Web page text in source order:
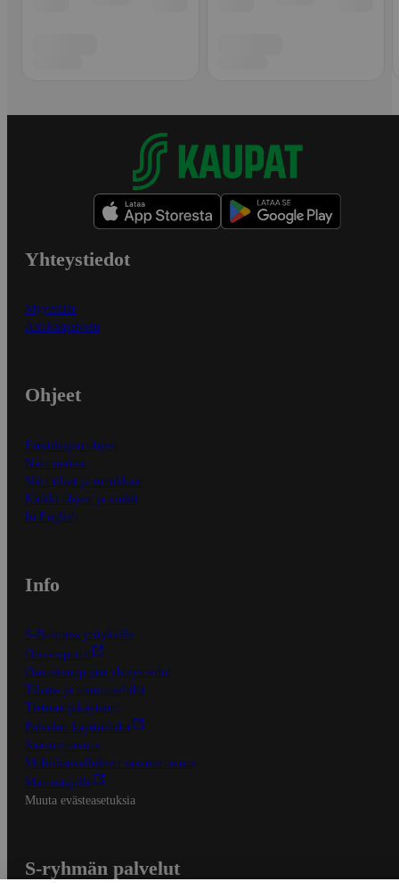
Yhteystiedot
Myymälät
Asiakaspalvelu
Ohjeet
Ensitilaajan ohjeet
Näin maksat
Näin tilaat ja muokkaat
Kaikki ohjeet ja vinkit
In English
Info
S-Business yrityksille
Oiva-raportit
Osuuskauppojen yhteystiedot
Tilaus- ja toimitusehdot
Tietosuojakäytäntö
Palvelun käyttöehdot
Saavutettavuus
Mobiilisovelluksen saavutettavuus
Mainostajalle
Muuta evästeasetuksia
S-ryhmän palvelut